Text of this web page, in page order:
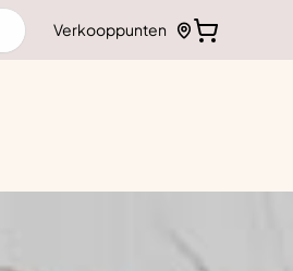
Verkooppunten